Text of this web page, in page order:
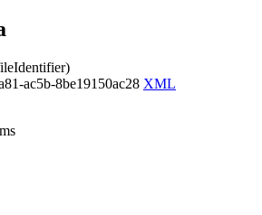
ac5b-8be19150ac28 XML